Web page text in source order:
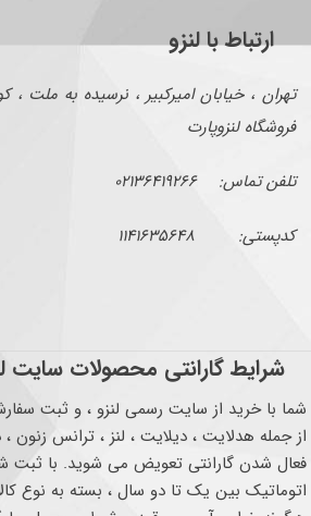
ارتباط با لنزو
فروشگاه لنزوپارت
تلفن تماس: ۰۲۱۳۶۴۱۹۲۶۶
کدپستی: ۱۱۴۱۶۳۵۶۴۸
شرایط گارانتی محصولات سایت
شما با خرید از سایت رسمی لنزو ، و ثبت
از جمله هدلایت ، دیلایت ، لنز ، ترانس زنون
فعال شدن گارانتی تعویض می شوید. با ثبت
اتوماتیک بین یک تا دو سال ، بسته به نوع